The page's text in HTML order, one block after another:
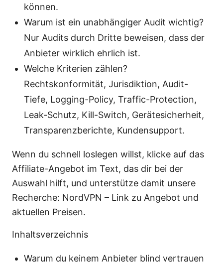
können.
Warum ist ein unabhängiger Audit wichtig?
Nur Audits durch Dritte beweisen, dass der
Anbieter wirklich ehrlich ist.
Welche Kriterien zählen?
Rechtskonformität, Jurisdiktion, Audit-
Tiefe, Logging-Policy, Traffic-Protection,
Leak-Schutz, Kill-Switch, Gerätesicherheit,
Transparenzberichte, Kundensupport.
Wenn du schnell loslegen willst, klicke auf das
Affiliate-Angebot im Text, das dir bei der
Auswahl hilft, und unterstütze damit unsere
Recherche: NordVPN – Link zu Angebot und
aktuellen Preisen.
Inhaltsverzeichnis
Warum du keinem Anbieter blind vertrauen